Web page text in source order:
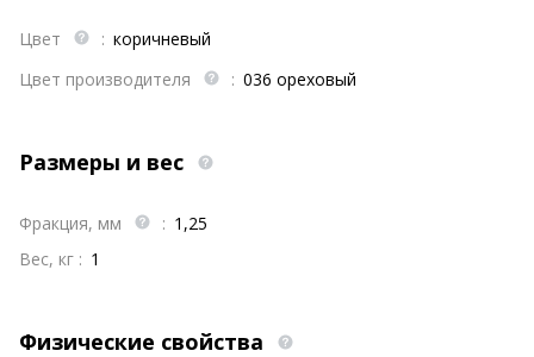
Цвет : коричневый
Цвет производителя
: 036 ореховый
Размеры и вес
Фракция, мм : 1,25
Вес, кг : 1
Физические свойства